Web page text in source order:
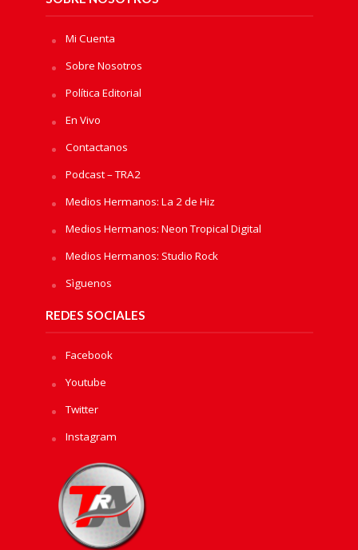
Mi Cuenta
Sobre Nosotros
Política Editorial
En Vivo
Contactanos
Podcast – TRA2
Medios Hermanos: La 2 de Hiz
Medios Hermanos: Neon Tropical Digital
Medios Hermanos: Studio Rock
Sìguenos
REDES SOCIALES
Facebook
Youtube
Twitter
Instagram